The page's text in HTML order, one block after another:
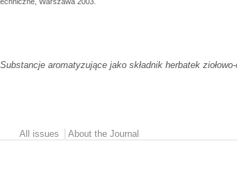
Substancje aromatyzujące jako składnik herbatek
All issues About the Journal